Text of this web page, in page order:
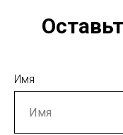
Имя